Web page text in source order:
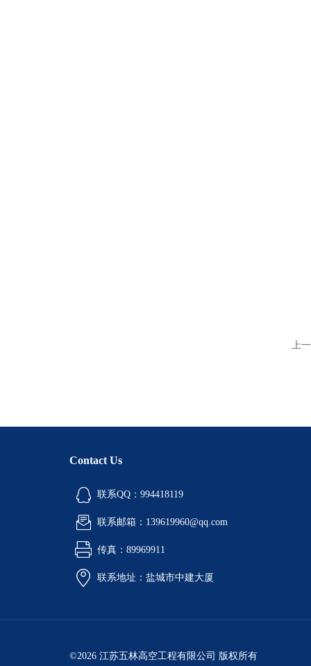
上
Contact Us
联系QQ：994418119
联系邮箱：139619960@qq.com
传真：89969911
联系地址：盐城市中建大厦
©2026 江苏五林高空工程有限公司 版权所有